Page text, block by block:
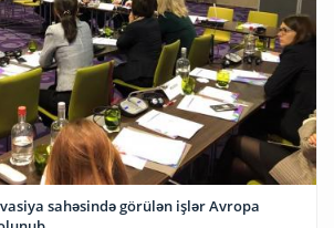
sahəsində görülən işlər Avropa